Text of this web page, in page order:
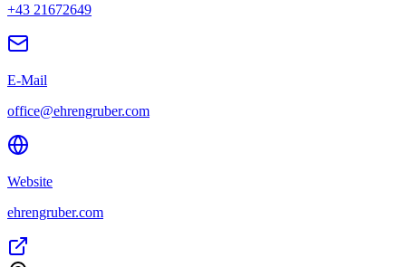
+43 21672649
E-Mail
office@ehrengruber.com
Website
ehrengruber.com